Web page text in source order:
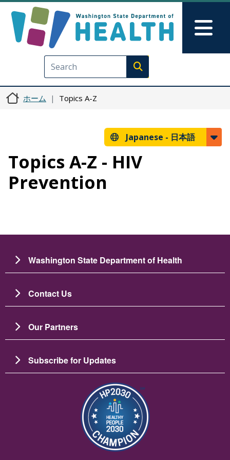
Execute search
ホーム Topics A-Z
Japanese - 日本語
Topics A-Z - HIV
Prevention
Washington State Department of Health
Contact Us
Our Partners
Subscribe for Updates
画像